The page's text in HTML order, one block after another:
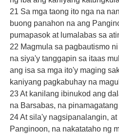
21 Sa mga taong ito nga na
buong panahon na ang
pumapasok at lumalabas sa
22 Magmula sa pagbautismo
na siya'y tanggapin sa itaas
ang isa sa mga ito'y maging
kaniyang pagkabuhay na
23 At kanilang ibinukod ang
na Barsabas, na
24 At sila'y nagsipanalangin,
Panginoon, na nakatataho ng